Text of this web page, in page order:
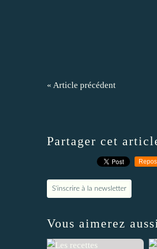
« Article précédent
Partager cet
S'inscrire à la newsletter
Vous aimerez